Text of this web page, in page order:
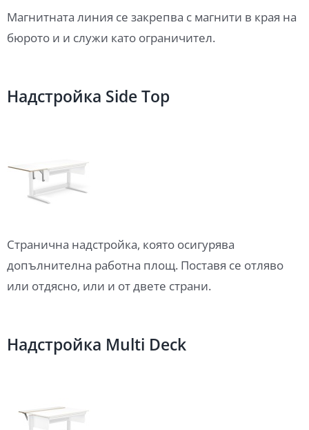
Магнитната линия се закрепва с магнити в края на
бюрото и и служи като ограничител.
Надстройка Side Top
Странична надстройка, която осигурява
допълнителна работна площ. Поставя се отляво
или отдясно, или и от двете страни.
Надстройка Multi Deck